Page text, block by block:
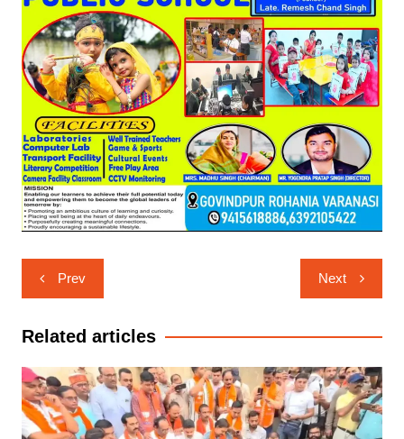
Post
navigation
Prev Next
Related articles